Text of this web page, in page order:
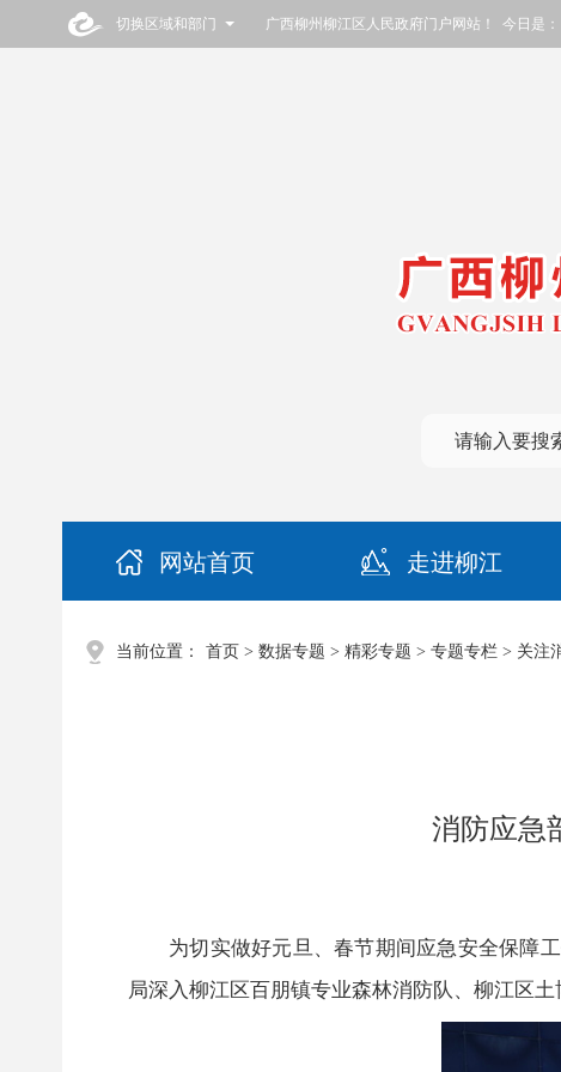
切换区域和部门 广西柳州柳江区人民政府门户网站！ 今日是：
网站首页 走进柳江
当前位置： 首页 > 数据专题 > 精彩专题 > 专题专栏 > 关注
消防应急
为切实做好元旦、春节期间应急安全保障
局深入柳江区百朋镇专业森林消防队、柳江区